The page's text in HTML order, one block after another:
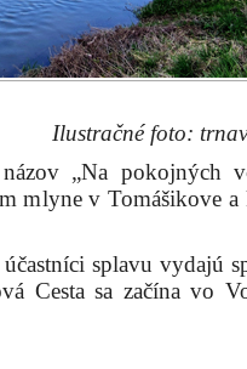
Ilustračné foto:
„Na pokojných
mlyne v Tomášikove a
splavu vydajú
Cesta sa začína vo